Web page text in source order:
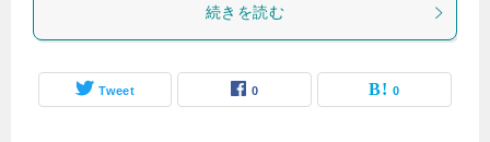
続きを読む
Tweet 0 0